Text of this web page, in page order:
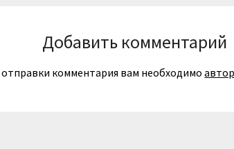
Добавить комментарий
комментария вам необходимо